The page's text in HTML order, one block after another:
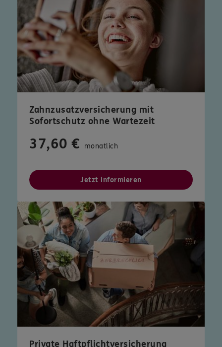
Zahnzusatzversicherung mit
Sofortschutz ohne Wartezeit
37,60 € monatlich
Jetzt informieren
Private Haftpflichtversicherung